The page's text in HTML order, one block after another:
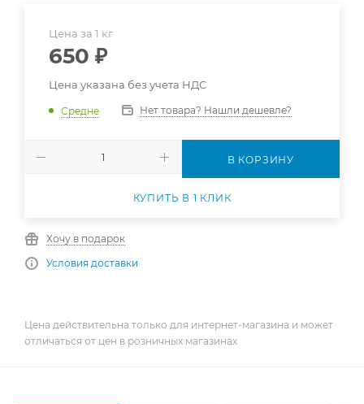
Цена за 1 кг
650 ₽
Цена указана без учета НДС
Средне Нет товара? Нашли дешевле?
В КОРЗИНУ
КУПИТЬ В 1 КЛИК
Хочу в подарок
Условия доставки
Цена действительна только для интернет-магазина и может
отличаться от цен в розничных магазинах